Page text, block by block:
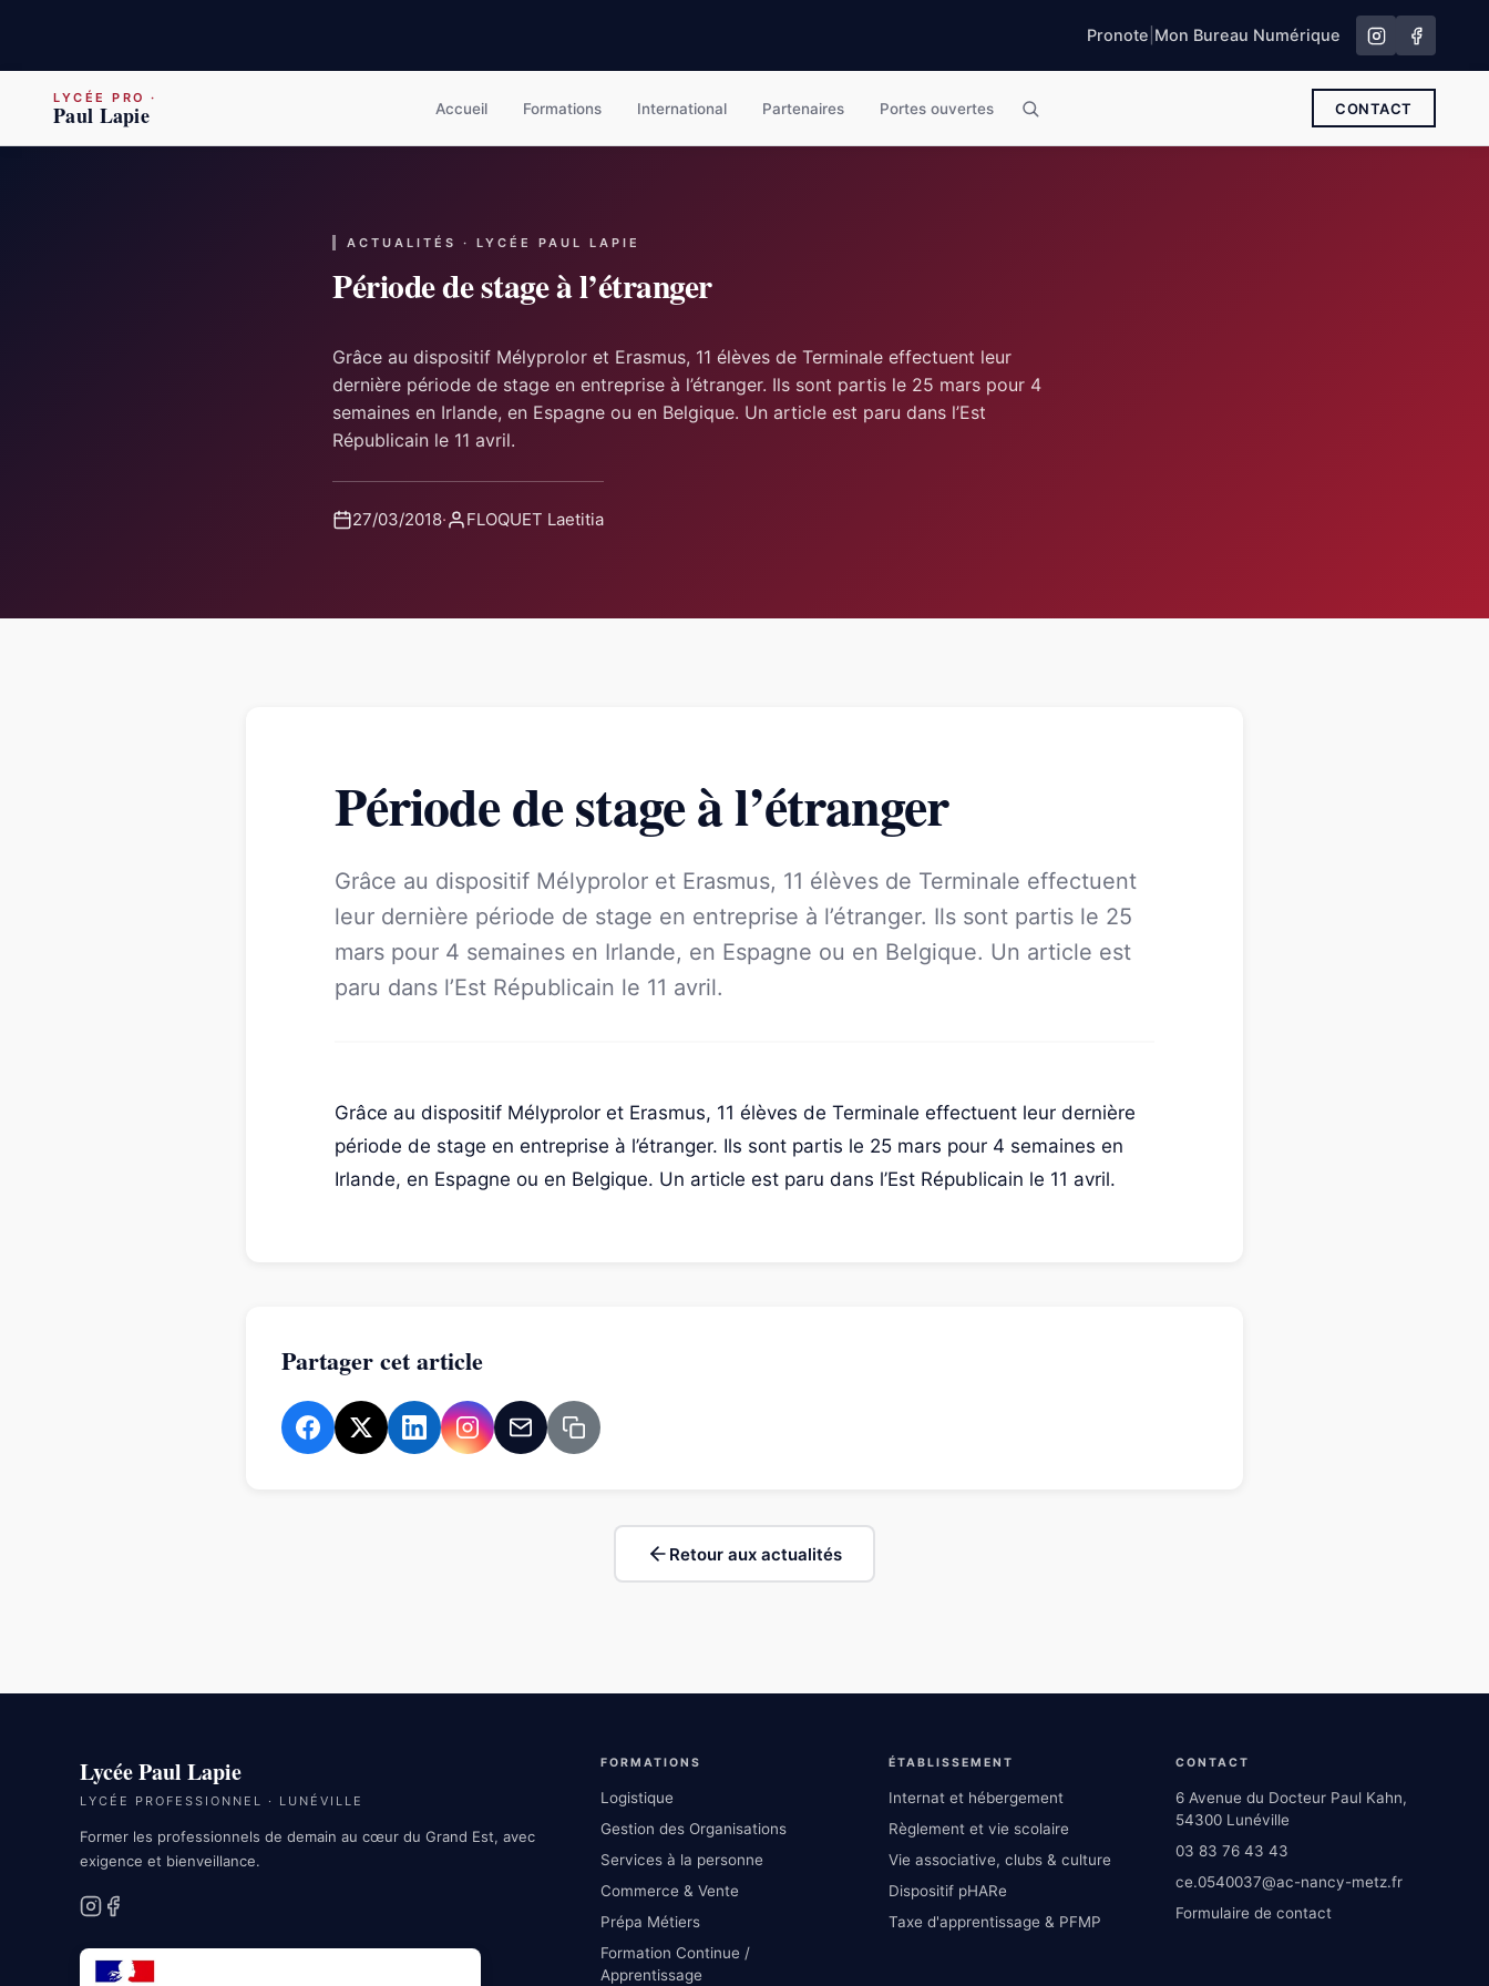
Pronote Mon Bureau Numérique
LYCÉE PRO ·
Paul Lapie Accueil Formations International Partenaires Portes ouvertes CONTACT
ACTUALITÉS · LYCÉE PAUL LAPIE
Période de stage à l’étranger
Grâce au dispositif Mélyprolor et Erasmus, 11 élèves de Terminale effectuent leur
dernière période de stage en entreprise à l’étranger. Ils sont partis le 25 mars pour 4
semaines en Irlande, en Espagne ou en Belgique. Un article est paru dans l’Est
Républicain le 11 avril.
27/03/2018· FLOQUET Laetitia
Période de stage à l’étranger
Grâce au dispositif Mélyprolor et Erasmus, 11 élèves de Terminale effectuent
leur dernière période de stage en entreprise à l’étranger. Ils sont partis le 25
mars pour 4 semaines en Irlande, en Espagne ou en Belgique. Un article est
paru dans l’Est Républicain le 11 avril.
Grâce au dispositif Mélyprolor et Erasmus, 11 élèves de Terminale effectuent leur dernière
période de stage en entreprise à l’étranger. Ils sont partis le 25 mars pour 4 semaines en
Irlande, en Espagne ou en Belgique. Un article est paru dans l’Est Républicain le 11 avril.
Partager cet article
Retour aux actualités
Lycée Paul Lapie
LYCÉE PROFESSIONNEL · LUNÉVILLE
Former les professionnels de demain au cœur du Grand Est, avec
exigence et bienveillance.
Instagram
FORMATIONS
Logistique
Gestion des Organisations
Services à la personne
Commerce & Vente
Prépa Métiers
Formation Continue /
Apprentissage
ÉTABLISSEMENT
Internat et hébergement
Règlement et vie scolaire
Vie associative, clubs & culture
Dispositif pHARe
Taxe d'apprentissage & PFMP
CONTACT
6 Avenue du Docteur Paul Kahn,
54300 Lunéville
03 83 76 43 43
ce.0540037@ac-nancy-metz.fr
Formulaire de contact